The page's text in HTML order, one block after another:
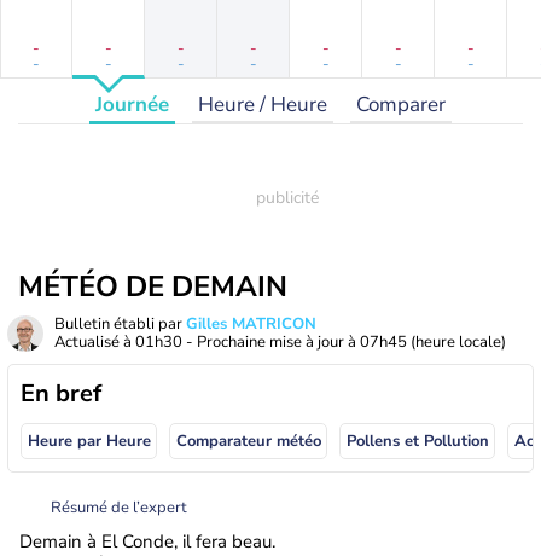
-
-
-
-
-
-
-
-
-
-
-
-
-
-
Journée Heure / Heure Comparer
MÉTÉO DE DEMAIN
Bulletin établi parGilles MATRICON
Actualisé à 01h30 - Prochaine mise à jour à 07h45 (heure locale)
En bref
Heure par Heure Comparateur météo Pollens et Pollution
Résumé de l’expert
Demain à El Conde, il fera beau.